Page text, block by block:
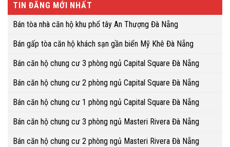
TIN ĐĂNG MỚI NHẤT
Bán tòa nhà căn hộ khu phố tây An Thượng Đà Nẵng
Bán gấp tòa căn hộ khách sạn gần biển Mỹ Khê Đà Nẵng
Bán căn hộ chung cư 3 phòng ngủ Capital Square Đà Nẵng
Bán căn hộ chung cư 2 phòng ngủ Capital Square Đà Nẵng
Bán căn hộ chung cư 1 phòng ngủ Capital Square Đà Nẵng
Bán căn hộ chung cư 3 phòng ngủ Masteri Rivera Đà Nẵng
Bán căn hộ chung cư 2 phòng ngủ Masteri Rivera Đà Nẵng